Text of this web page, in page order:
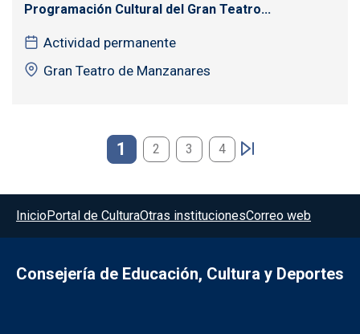
Programación Cultural del Gran Teatro...
Actividad permanente
Gran Teatro de Manzanares
1 2 3 4
Menú del pie
InicioPortal de CulturaOtras institucionesCorreo web
Consejería de Educación, Cultura y Deportes